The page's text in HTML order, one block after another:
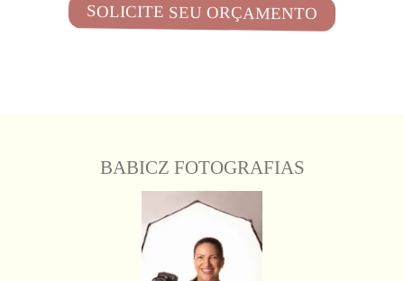
SOLICITE SEU ORÇAMENTO
BABICZ FOTOGRAFIAS